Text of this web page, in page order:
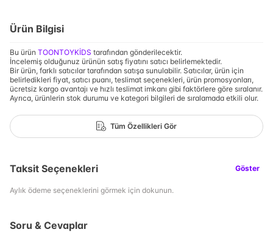
Ürün Bilgisi
Bu ürün TOONTOYKİDS tarafından gönderilecektir.
İncelemiş olduğunuz ürünün satış fiyatını satıcı belirlemektedir.
Bir ürün, farklı satıcılar tarafından satışa sunulabilir. Satıcılar, ürün için
belirledikleri fiyat, satıcı puanı, teslimat seçenekleri, ürün promosyonları,
ücretsiz kargo avantajı ve hızlı teslimat imkanı gibi faktörlere göre sıralanır.
Ayrıca, ürünlerin stok durumu ve kategori bilgileri de sıralamada etkili olur.
Tüm Özellikleri Gör
Taksit Seçenekleri Göster
Aylık ödeme seçeneklerini görmek için dokunun.
Soru & Cevaplar